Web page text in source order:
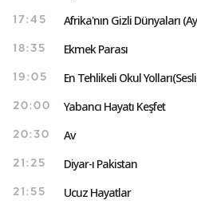
17:45 Afrika'nın Gizli Dünyaları
18:35 Ekmek Parası
19:05 En Tehlikeli Okul
20:00 Yabancı Hayatı Keşfet
20:30 Av
21:25 Diyar-ı Pakistan
21:55 Ucuz Hayatlar